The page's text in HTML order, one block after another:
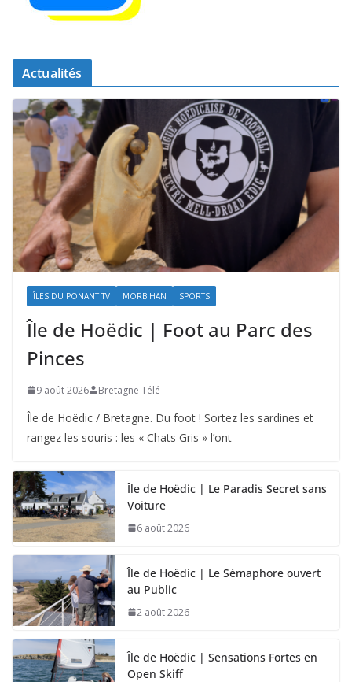
Actualités
ÎLES DU PONANT TV MORBIHAN SPORTS
Île de Hoëdic | Foot au Parc des
Pinces
9 août 2026 Bretagne Télé
Île de Hoëdic / Bretagne. Du foot ! Sortez les sardines et
rangez les souris : les « Chats Gris » l’ont
Île de Hoëdic | Le Paradis Secret sans
Voiture
6 août 2026
Île de Hoëdic | Le Sémaphore ouvert
au Public
2 août 2026
Île de Hoëdic | Sensations Fortes en
Open Skiff